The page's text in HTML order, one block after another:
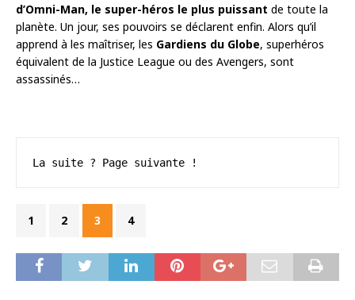
d’Omni-Man, le super-héros le plus puissant de toute la
planète. Un jour, ses pouvoirs se déclarent enfin. Alors qu’il
apprend à les maîtriser, les Gardiens du Globe, superhéros
équivalent de la Justice League ou des Avengers, sont
assassinés…
La suite ? Page suivante !
1 2 3 4